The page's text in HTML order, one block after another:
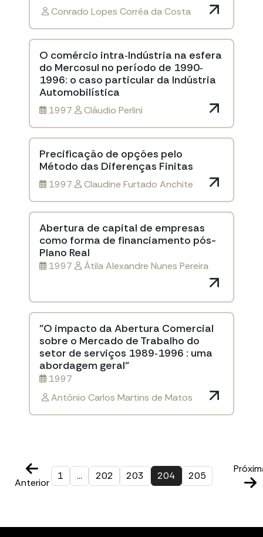
Conrado Lopes Corrêa da Costa
O comércio intra‐Indústria na esfera
do Mercosul no período de 1990‐
1996: o caso particular da Indústria
Automobilística
1997 Cláudio Perlini
Precificação de opções pelo
Método das Diferenças Finitas
1997 Claudine Furtado Anchite
Abertura de capital de empresas
como forma de financiamento pós-
Plano Real
1997 Átila Alexandre Nunes Pereira
"O impacto da Abertura Comercial
sobre o Mercado de Trabalho do
setor de serviços 1989‐1996 : uma
abordagem geral"
1997
Antônio Carlos Martins de Matos
Anterior
1 … 202 203 204 205